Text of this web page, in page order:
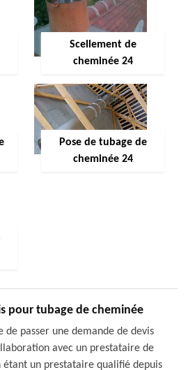
Scellement de
cheminée 24
Pose de tubage de
cheminée 24
pour tubage de cheminée
de passer une demande de devis
avec un prestataire de
étant un prestataire qualifié depuis